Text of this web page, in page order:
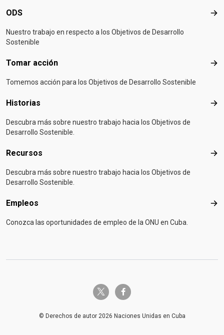
ODS
Nuestro trabajo en respecto a los Objetivos de Desarrollo
Sostenible
Tomar acción
Tomemos acción para los Objetivos de Desarrollo Sostenible
Historias
Descubra más sobre nuestro trabajo hacia los Objetivos de
Desarrollo Sostenible.
Recursos
Descubra más sobre nuestro trabajo hacia los Objetivos de
Desarrollo Sostenible.
Empleos
Conozca las oportunidades de empleo de la ONU en Cuba.
twitter-x facebook-f
© Derechos de autor 2026 Naciones Unidas en Cuba